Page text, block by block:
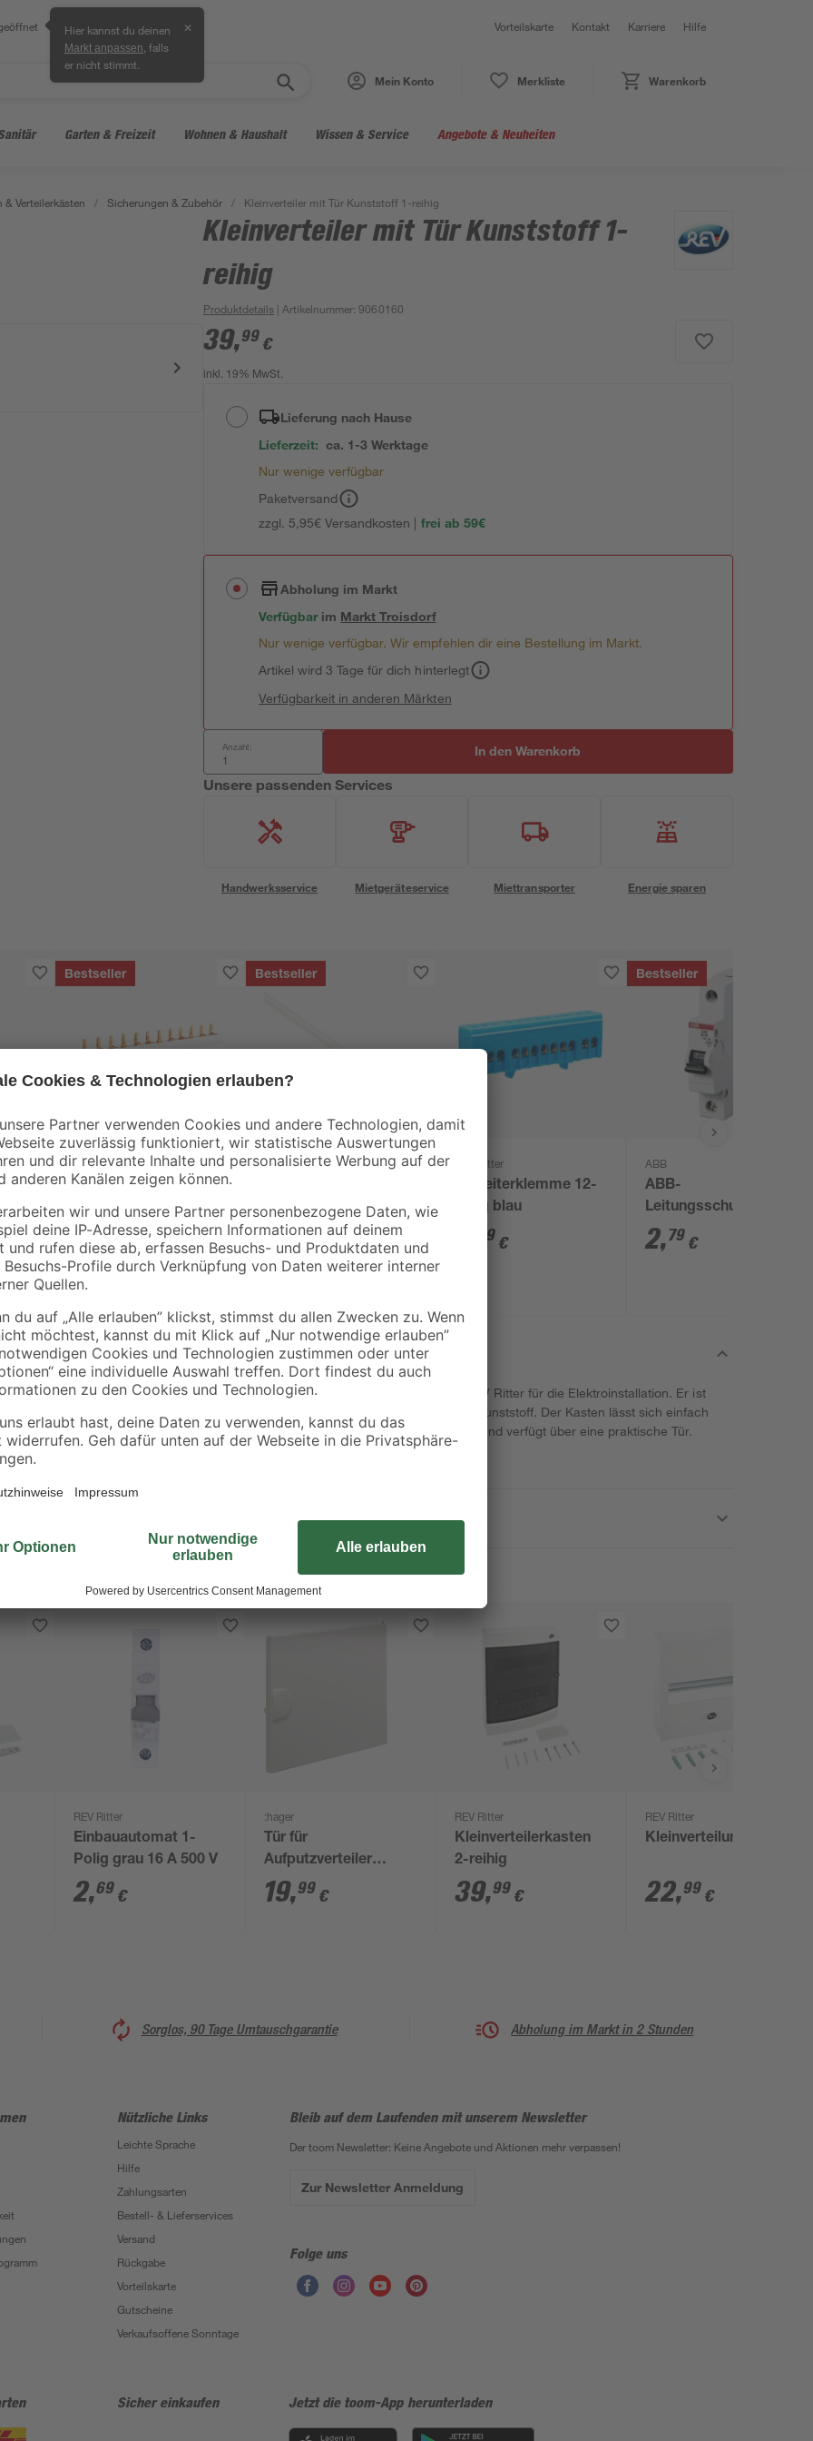
Hier kannst du deinen
Markt anpassen , falls
er nicht stimmt.
✕ Vorteilskarte Kontakt Karriere Hilfe
Mein Konto Merkliste Warenkorb
Garten & Freizeit Wohnen & Haushalt Wissen & Service Angebote & Neuheiten
& Verteilerkästen / Sicherungen & Zubehör / Kleinverteiler mit Tür Kunststoff 1-reihig
Kleinverteiler mit Tür Kunststoff 1-
reihig
Produktdetails | Artikelnummer:9060160
39,99 €
inkl. 19% MwSt.
Lieferung nach Hause
Lieferzeit: ca. 1-3 Werktage
Nur wenige verfügbar
Paketversand
zzgl. 5,95€ Versandkosten | frei ab 59€
Abholung im Markt
Verfügbar im MarktTroisdorf
Nur wenige verfügbar. Wir empfehlen dir eine Bestellung im Markt.
Artikel wird 3 Tage für dich hinterlegt
Verfügbarkeit in anderen Märkten
Anzahl: In den Warenkorb
Unsere passenden Services
Handwerksservice Mietgeräteservice Miettransporter Energie sparen
V
Bestseller
REV Ritter
3-Phasen-
Automatenschiene
5,99 €
Bestseller
Emskabel
NYM-J grau 5 x 1,5
mm², 50 m
61,99€
1,24 € / Meter
REV Ritter
Nullleiterklemme 12-
polig blau
49 €
Bestseller
ABB
ABB-
Leitungsschutzschalter
'2CDS251001R0165'
1-polig 400 V
2,79 €
Verwenden Sie den Kleinverteiler der Marke REV Ritter für die Elektroinstallation. Er ist
einreihig aufgebaut und besteht aus robustem Kunststoff. Der Kasten lässt sich einfach
und bequem per Unterputzmontage befestigen und verfügt über eine praktische Tür.
REV Ritter
Einbauautomat 1-
Polig grau 16 A 500 V
2,69 €
:hager
Tür für
Aufputzverteiler
'Volta' reinweiß 28,5 x
22,5 x 3,6 cm
19,99 €
REV Ritter
Kleinverteilerkasten
2-reihig
39,99 €
REV Ritter
Kleinverteilung
22,99 €
Sorglos, 90 Tage Umtauschgarantie Abholung im Markt in 2 Stunden
Nützliche Links
Leichte Sprache
Hilfe
Zahlungsarten
Bestell- & Lieferservices
Versand
Rückgabe
Vorteilskarte
Gutscheine
Verkaufsoffene Sonntage
Bleib auf dem Laufenden mit unserem Newsletter
Der toom Newsletter: Keine Angebote und Aktionen mehr verpassen!
Zur Newsletter Anmeldung
Folge uns
Sicher einkaufen Jetzt die toom-App herunterladen